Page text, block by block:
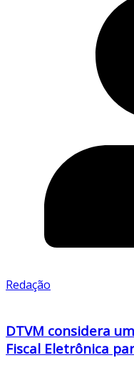
Redação
DTVM considera
Fiscal Eletrônica